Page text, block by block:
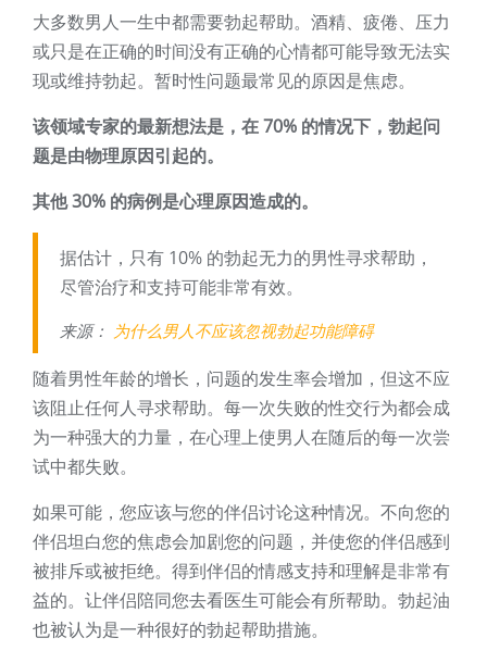
大多数男人一生中都需要勃起帮助。酒精、疲倦、压力
或只是在正确的时间没有正确的心情都可能导致无法实
现或维持勃起。暂时性问题最常见的原因是焦虑。
该领域专家的最新想法是，在 70% 的情况下，勃起问
题是由物理原因引起的。
其他 30% 的病例是心理原因造成的。
据估计，只有 10% 的勃起无力的男性寻求帮助，
尽管治疗和支持可能非常有效。
来源： 为什么男人不应该忽视勃起功能障碍
随着男性年龄的增长，问题的发生率会增加，但这不应
该阻止任何人寻求帮助。每一次失败的性交行为都会成
为一种强大的力量，在心理上使男人在随后的每一次尝
试中都失败。
如果可能，您应该与您的伴侣讨论这种情况。不向您的
伴侣坦白您的焦虑会加剧您的问题，并使您的伴侣感到
被排斥或被拒绝。得到伴侣的情感支持和理解是非常有
益的。让伴侣陪同您去看医生可能会有所帮助。勃起油
也被认为是一种很好的勃起帮助措施。